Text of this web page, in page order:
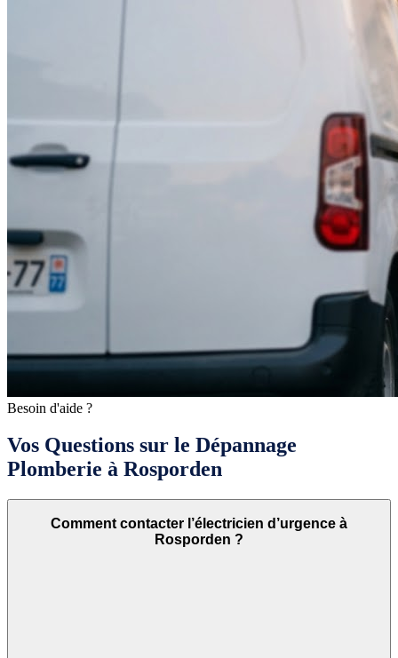
Besoin d'aide ?
Vos Questions sur le Dépannage
Plomberie à Rosporden
Comment contacter l’électricien d’urgence à
Rosporden ?